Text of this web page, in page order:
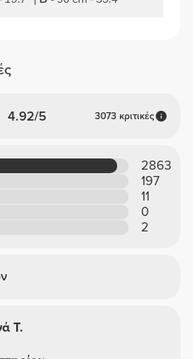
4.92/5 3073 κριτικές
2863
197
11
0
2
Τ.